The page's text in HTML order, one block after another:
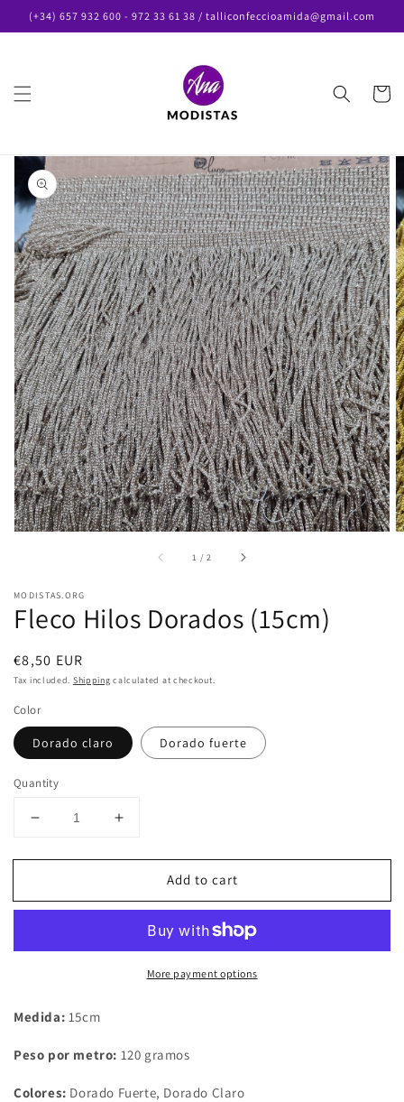
Skip to
content
(+34) 657 932 600 - 972 33 61 38 / talliconfeccioamida@gmail.com
Cart
Skip to
product
information
Open
featured
media
in
gallery
view
1 /of2
MODISTAS.ORG
Fleco Hilos Dorados (15cm)
Regular
price
€8,50 EUR
Tax included. Shipping calculated at checkout.
Color
Dorado claro Dorado fuerte
Quantity
Decrease
for
Hilos
Increase
for
Hilos
(15cm)
Add to cart
More payment options
Medida: 15cm
Peso por metro: 120 gramos
Colores: Dorado Fuerte, Dorado Claro